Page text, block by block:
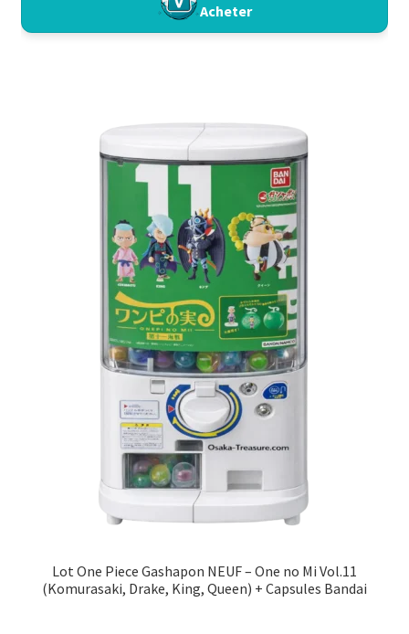
Acheter
Lot One Piece Gashapon NEUF – One no Mi Vol.11
(Komurasaki, Drake, King, Queen) + Capsules Bandai